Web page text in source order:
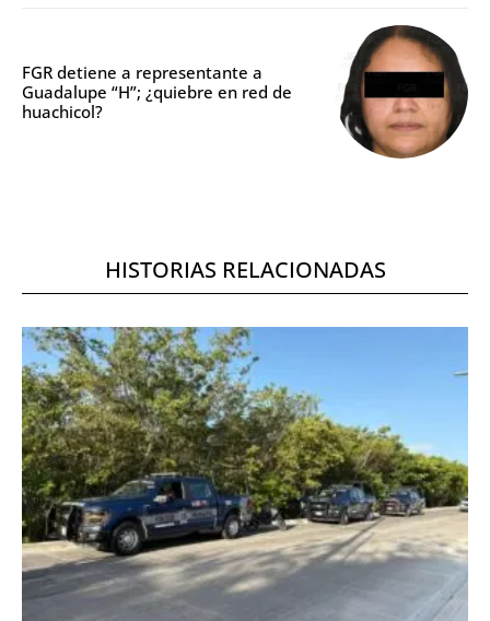
FGR detiene a representante a
Guadalupe “H”; ¿quiebre en red de
huachicol?
HISTORIAS RELACIONADAS